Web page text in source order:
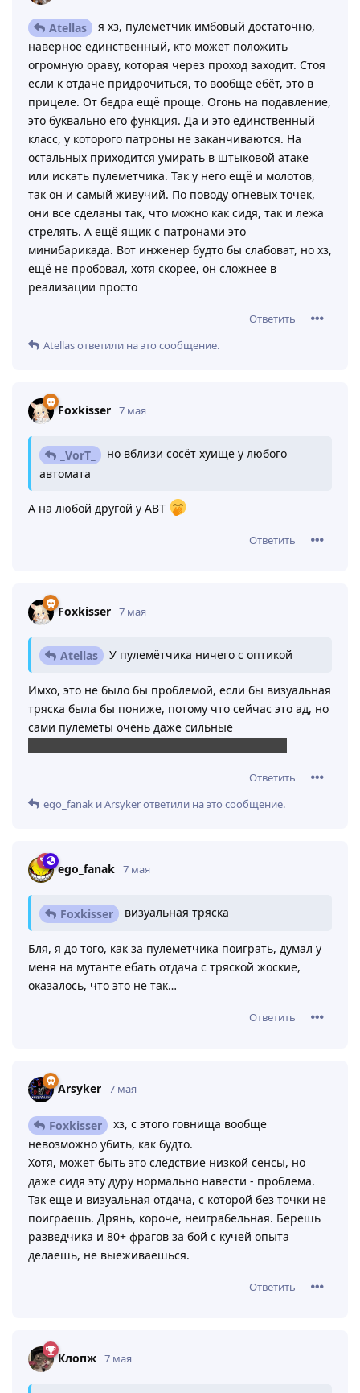
Atellas
я хз, пулеметчик имбовый достаточно,
наверное единственный, кто может положить
огромную ораву, которая через проход заходит. Стоя
если к отдаче придрочиться, то вообще ебёт, это в
прицеле. От бедра ещё проще. Огонь на подавление,
это буквально его функция. Да и это единственный
класс, у которого патроны не заканчиваются. На
остальных приходится умирать в штыковой атаке
или искать пулеметчика. Так у него ещё и молотов,
так он и самый живучий. По поводу огневых точек,
они все сделаны так, что можно как сидя, так и лежа
стрелять. А ещё ящик с патронами это
минибарикада. Вот инженер будто бы слабоват, но хз,
ещё не пробовал, хотя скорее, он сложнее в
реализации просто
Ответить
Atellasответили на это сообщение.
Foxkisser 7 мая
_VorT_
но вблизи сосёт хуище у любого
автомата
А на любой другой у АВТ
Ответить
Foxkisser 7 мая
Atellas У пулемётчика ничего с оптикой
Имхо, это не было бы проблемой, если бы визуальная
тряска была бы пониже, потому что сейчас это ад, но
сами пулемёты очень даже сильные
Ответить
ego_fanak иArsykerответили на это сообщение.
ego_fanak 7 мая
Foxkisser визуальная тряска
Бля, я до того, как за пулеметчика поиграть, думал у
меня на мутанте ебать отдача с тряской жоские,
оказалось, что это не так…
Ответить
Arsyker 7 мая
Foxkisser
хз, с этого говнища вообще
невозможно убить, как будто.
Хотя, может быть это следствие низкой сенсы, но
даже сидя эту дуру нормально навести - проблема.
Так еще и визуальная отдача, с которой без точки не
поиграешь. Дрянь, короче, неиграбельная. Берешь
разведчика и 80+ фрагов за бой с кучей опыта
делаешь, не выеживаешься.
Ответить
Клопж 7 мая